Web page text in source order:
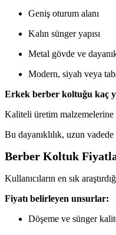
Geniş oturum alanı
Kalın sünger yapısı
Metal gövde ve
Modern, siyah veya
Erkek berber koltuğu kaç
Kaliteli üretim malzemelerine
Bu dayanıklılık, uzun
Berber Koltuk
Kullanıcıların en sık
Fiyatı belirleyen unsurlar:
Döşeme ve sünger